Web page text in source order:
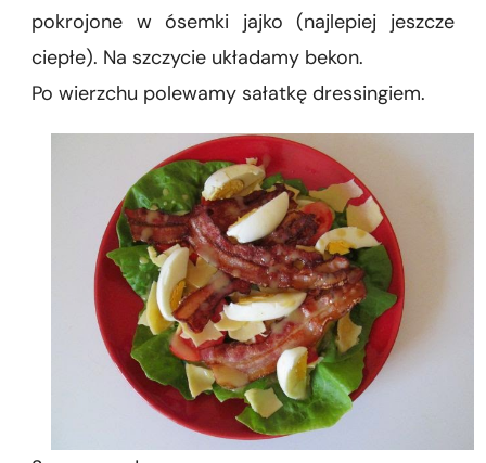
pokrojone w ósemki jajko (najlepiej jeszcze
ciepłe). Na szczycie układamy bekon.
Po wierzchu polewamy sałatkę dressingiem.